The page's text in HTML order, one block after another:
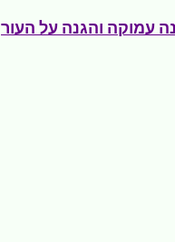
עמוקה והגנה על העור